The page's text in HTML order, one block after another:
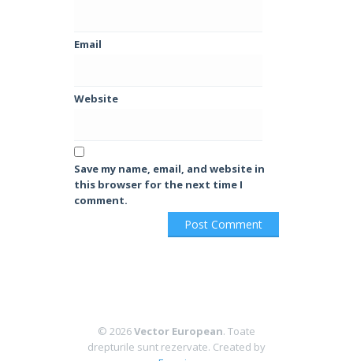
Email
Website
Save my name, email, and website in
this browser for the next time I
comment.
© 2026Vector European. Toate
drepturile sunt rezervate. Created by